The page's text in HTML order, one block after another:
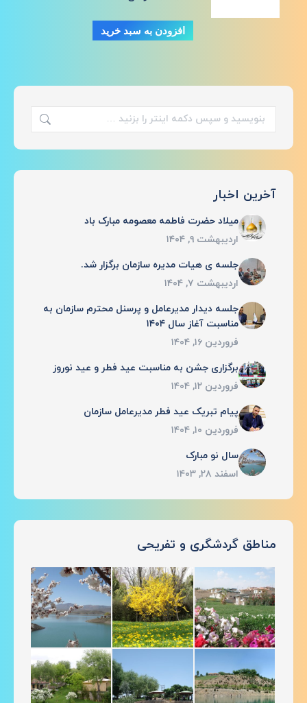
افزودن به سبد خرید
جستجو:
آخرین اخبار
میلاد حضرت فاطمه معصومه مبارک باد
اردیبهشت ۹, ۱۴۰۴
جلسه ی هیات مدیره سازمان برگزار شد.
اردیبهشت ۷, ۱۴۰۴
جلسه دیدار مدیرعامل و پرسنل محترم سازمان به
مناسبت آغاز سال ۱۴۰۴
فروردین ۱۶, ۱۴۰۴
برگزاری جشن به مناسبت عید فطر و عید نوروز
فروردین ۱۲, ۱۴۰۴
پیام تبریک عید فطر مدیرعامل سازمان
فروردین ۱۰, ۱۴۰۴
سال نو مبارک
اسفند ۲۸, ۱۴۰۳
مناطق گردشگری و تفریحی